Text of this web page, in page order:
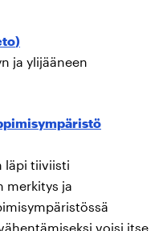
)
ja ylijääneen
läpi tiiviisti
merkitys ja
voisi itse